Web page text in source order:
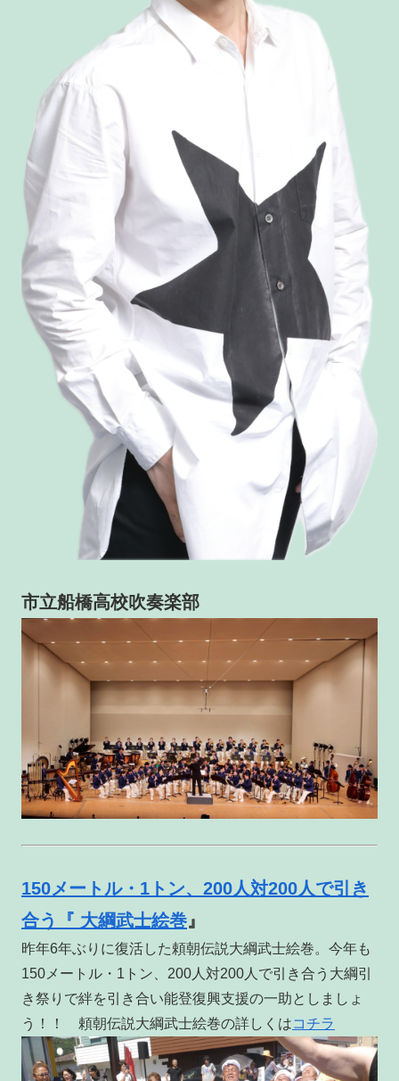
市立船橋高校吹奏楽部
150メートル・1トン、200人対200人で引き
合う『 大綱武士絵巻』
昨年6年ぶりに復活した頼朝伝説大綱武士絵巻。今年も
150メートル・1トン、200人対200人で引き合う大綱引
き祭りで絆を引き合い能登復興支援の一助としましょ
う！！ 頼朝伝説大綱武士絵巻の詳しくはコチラ